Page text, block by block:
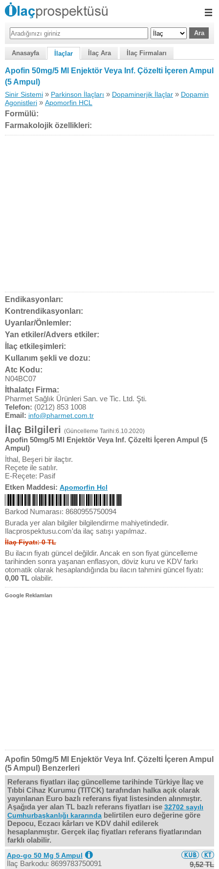
Anasayfa İlaçlar İlaç Ara İlaç Firmaları
Apofin 50mg/5 Ml Enjektör Veya Inf. Çözelti İçeren Ampul
(5 Ampul)
Sinir Sistemi » Parkinson İlaçları » Dopaminerjik İlaçlar » Dopamin
Agonistleri » Apomorfin HCL
Formülü:
Farmakolojik özellikleri:
Endikasyonları:
Kontrendikasyonları:
Uyarılar/Önlemler:
Yan etkiler/Advers etkiler:
İlaç etkileşimleri:
Kullanım şekli ve dozu:
Atc Kodu:
N04BC07
İthalatçı Firma:
Pharmet Sağlık Ürünleri San. ve Tic. Ltd. Şti.
Telefon: (0212) 853 1008
Email: info@pharmet.com.tr
İlaç Bilgileri (Güncelleme Tarihi:6.10.2020)
Apofin 50mg/5 Ml Enjektör Veya Inf. Çözelti İçeren Ampul (5
Ampul)
İthal, Beşeri bir ilaçtır.
Reçete ile satılır.
E-Reçete: Pasif
Etken Maddesi: Apomorfin Hcl
Barkod Numarası: 8680955750094
Burada yer alan bilgiler bilgilendirme mahiyetindedir.
Ilacprospektusu.com'da ilaç satışı yapılmaz.
İlaç Fiyatı: 0 TL
Bu ilacın fiyatı güncel değildir. Ancak en son fiyat güncelleme
tarihinden sonra yaşanan enflasyon, döviz kuru ve KDV farkı
otomatik olarak hesaplandığında bu ilacın tahmini güncel fiyatı:
0,00 TL olabilir.
Google Reklamları
Apofin 50mg/5 Ml Enjektör Veya Inf. Çözelti İçeren Ampul
(5 Ampul) Benzerleri
Referans fiyatları ilaç güncelleme tarihinde Türkiye İlaç ve
Tıbbi Cihaz Kurumu (TITCK) tarafından halka açık olarak
yayınlanan Euro bazlı referans fiyat listesinden alınmıştır.
Aşağıda yer alan TL bazlı referans fiyatları ise 32702 sayılı
Cumhurbaşkanlığı kararında belirtilen euro değerine göre
Depocu, Eczacı kârları ve KDV dahil edilerek
hesaplanmıştır. Gerçek ilaç fiyatları referans fiyatlarından
farklı olabilir.
Apo-go 50 Mg 5 Ampul
İlaç Barkodu: 8699783750091 9,52 TL